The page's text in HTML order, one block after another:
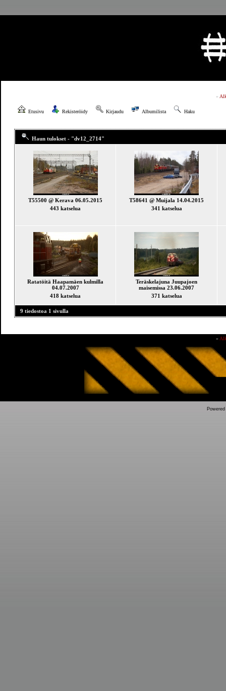
»
Etusivu Rekisteröidy Kirjaudu Albumilista Haku
Haun tulokset - "dv12_2714"
T55500 @ Kerava 06.05.2015
443 katselua
T58641 @ Muijala 14.04.2015
341 katselua
Ratatöitä Haapamäen kulmilla
04.07.2007
418 katselua
Teräskelajuna Juupajoen
maisemissa 23.06.2007
371 katselua
9 tiedostoa 1 sivulla
»